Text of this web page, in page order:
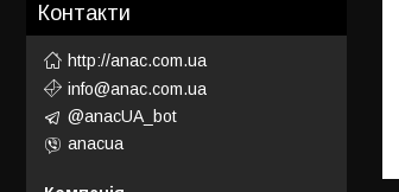
Контакти
http://anac.com.ua
info@anac.com.ua
@anacUA_bot
anacua